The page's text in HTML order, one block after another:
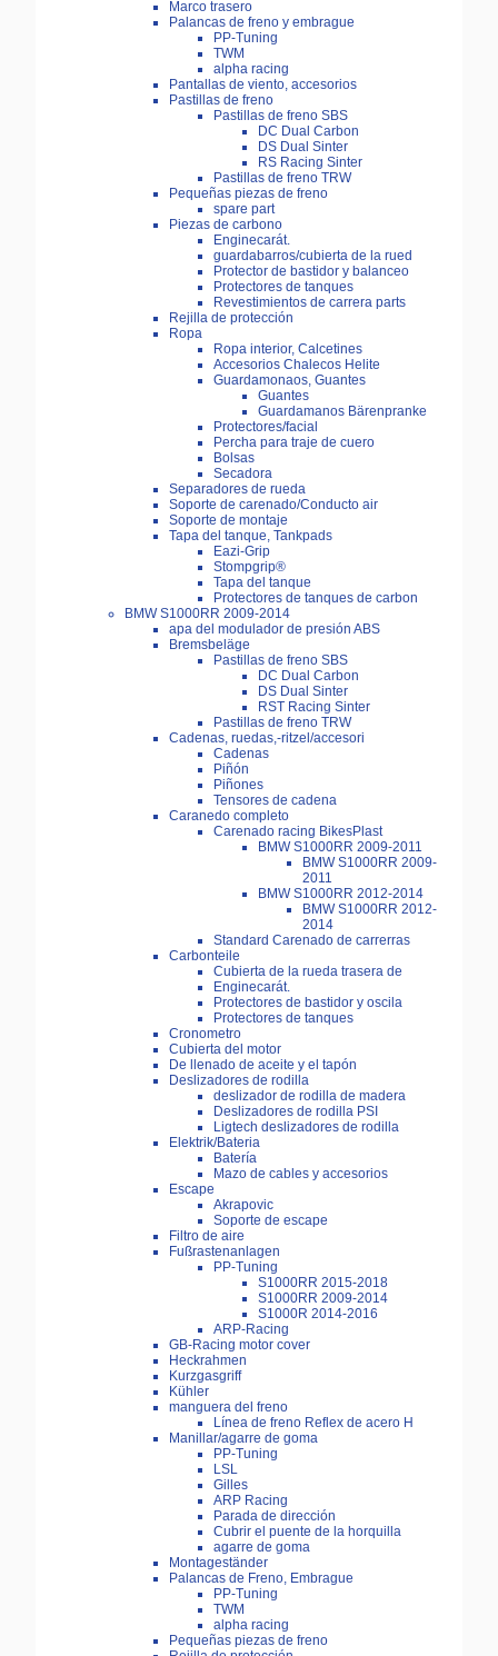
Marco trasero
Palancas de freno y embrague
PP-Tuning
TWM
alpha racing
Pantallas de viento, accesorios
Pastillas de freno
Pastillas de freno SBS
DC Dual Carbon
DS Dual Sinter
RS Racing Sinter
Pastillas de freno TRW
Pequeñas piezas de freno
spare part
Piezas de carbono
Enginecarát.
guardabarros/cubierta de la rued
Protector de bastidor y balanceo
Protectores de tanques
Revestimientos de carrera parts
Rejilla de protección
Ropa
Ropa interior, Calcetines
Accesorios Chalecos Helite
Guardamonaos, Guantes
Guantes
Guardamanos Bärenpranke
Protectores/facial
Percha para traje de cuero
Bolsas
Secadora
Separadores de rueda
Soporte de carenado/Conducto air
Soporte de montaje
Tapa del tanque, Tankpads
Eazi-Grip
Stompgrip®
Tapa del tanque
Protectores de tanques de carbon
BMW S1000RR 2009-2014
apa del modulador de presión ABS
Bremsbeläge
Pastillas de freno SBS
DC Dual Carbon
DS Dual Sinter
RST Racing Sinter
Pastillas de freno TRW
Cadenas, ruedas,-ritzel/accesori
Cadenas
Piñón
Piñones
Tensores de cadena
Caranedo completo
Carenado racing BikesPlast
BMW S1000RR 2009-2011
BMW S1000RR 2009-
2011
BMW S1000RR 2012-2014
BMW S1000RR 2012-
2014
Standard Carenado de carrerras
Carbonteile
Cubierta de la rueda trasera de
Enginecarát.
Protectores de bastidor y oscila
Protectores de tanques
Cronometro
Cubierta del motor
De llenado de aceite y el tapón
Deslizadores de rodilla
deslizador de rodilla de madera
Deslizadores de rodilla PSI
Ligtech deslizadores de rodilla
Elektrik/Bateria
Batería
Mazo de cables y accesorios
Escape
Akrapovic
Soporte de escape
Filtro de aire
Fußrastenanlagen
PP-Tuning
S1000RR 2015-2018
S1000RR 2009-2014
S1000R 2014-2016
ARP-Racing
GB-Racing motor cover
Heckrahmen
Kurzgasgriff
Kühler
manguera del freno
Línea de freno Reflex de acero H
Manillar/agarre de goma
PP-Tuning
LSL
Gilles
ARP Racing
Parada de dirección
Cubrir el puente de la horquilla
agarre de goma
Montageständer
Palancas de Freno, Embrague
PP-Tuning
TWM
alpha racing
Pequeñas piezas de freno